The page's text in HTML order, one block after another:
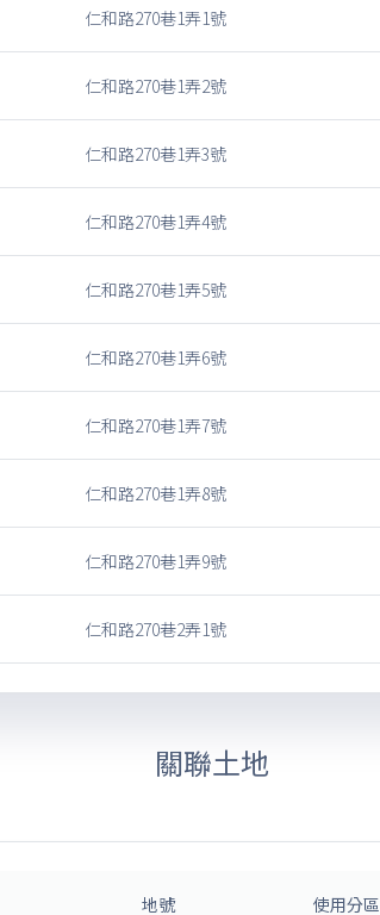
仁和路270巷1弄1號
仁和路270巷1弄2號
仁和路270巷1弄3號
仁和路270巷1弄4號
仁和路270巷1弄5號
仁和路270巷1弄6號
仁和路270巷1弄7號
仁和路270巷1弄8號
仁和路270巷1弄9號
仁和路270巷2弄1號
關聯土地
地號 使用分區